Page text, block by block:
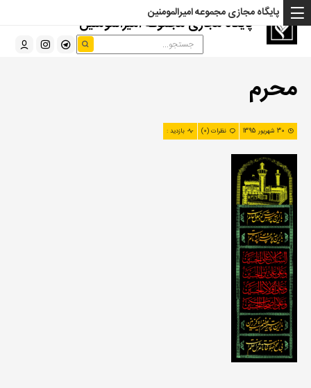
پایگاه مجازی مجموعه امیرالمومنین
پایگاه مجازی مجموعه امیرالمومنین
محرم
30 شهریور 1395 نظرات (0) بازدید :